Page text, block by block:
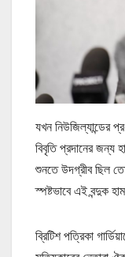
যখন নিউজিল্যান্ডের
বিবৃতি প্রদানের জন্য
শুনতে উদগ্রীব ছিল
স্পষ্টভাবে এই বন্দুক
ব্রিটিশ পত্রিকা